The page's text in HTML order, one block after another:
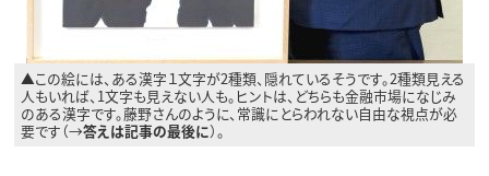
▲この絵には、ある漢字１文字が2種類、隠れているそうです。2種類見える
人もいれば、1文字も見えない人も。ヒントは、どちらも金融市場になじみ
のある漢字です。藤野さんのように、常識にとらわれない自由な視点が必
要です（→答えは記事の最後に）。